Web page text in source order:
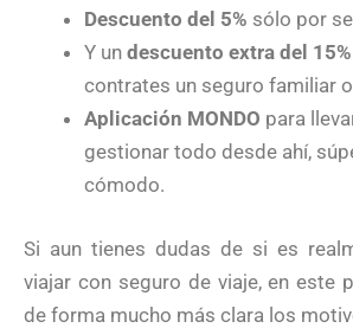
Descuento del 5% sólo por
Y un descuento extra del 15%
contrates un seguro familiar
Aplicación MONDO para
gestionar todo desde ahí,
cómodo.
Si aun tienes dudas de si es
viajar con seguro de viaje, en este
de forma mucho más clara los